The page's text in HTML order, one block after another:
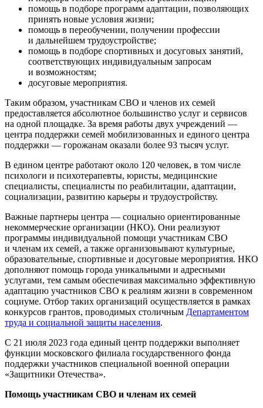
помощь в подборе программ адаптации, позволяющих
принять новые условия жизни;
помощь в переобучении, получении профессии
и дальнейшем трудоустройстве;
помощь в подборе спортивных и досуговых занятий,
соответствующих индивидуальным запросам
и возможностям;
досуговые мероприятия.
Таким образом, участникам СВО и членов их семей
предоставляется абсолютное большинство услуг и сервисов
на одной площадке. За время работы двух учреждений —
центра поддержки семей мобилизованных и единого центра
поддержки — горожанам оказали более 93 тысяч услуг.
В едином центре работают около 120 человек, в том числе
психологи и психотерапевты, юристы, медицинские
специалисты, специалисты по реабилитации, адаптации,
социализации, развитию карьеры и трудоустройству.
Важные партнеры центра — социально ориентированные
некоммерческие организации (НКО). Они реализуют
программы индивидуальной помощи участникам СВО
и членам их семей, а также организовывают культурные,
образовательные, спортивные и досуговые мероприятия. НКО
дополняют помощь города уникальными и адресными
услугами, тем самым обеспечивая максимально эффективную
адаптацию участников СВО к реалиям жизни в современном
социуме. Отбор таких организаций осуществляется в рамках
конкурсов грантов, проводимых столичным Департаментом
труда и социальной защиты населения.
С 21 июля 2023 года единый центр поддержки выполняет
функции московского филиала государственного фонда
поддержки участников специальной военной операции
«Защитники Отечества».
Помощь участникам СВО и членам их семей